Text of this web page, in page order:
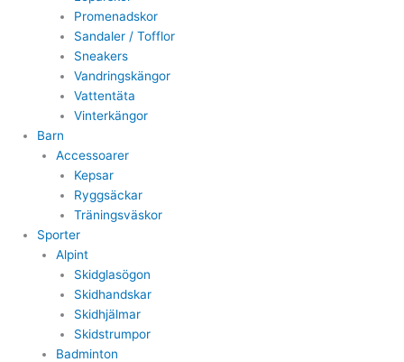
Promenadskor
Sandaler / Tofflor
Sneakers
Vandringskängor
Vattentäta
Vinterkängor
Barn
Accessoarer
Kepsar
Ryggsäckar
Träningsväskor
Sporter
Alpint
Skidglasögon
Skidhandskar
Skidhjälmar
Skidstrumpor
Badminton